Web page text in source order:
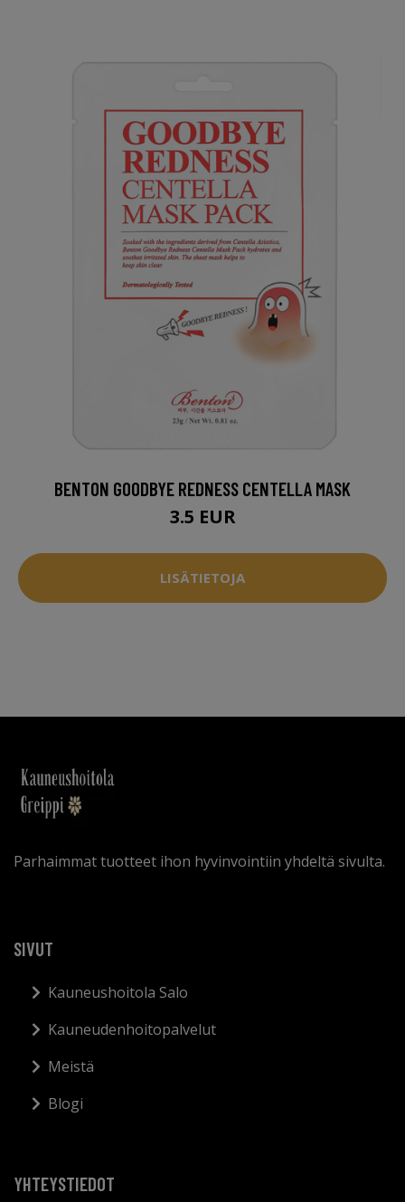
BENTON GOODBYE REDNESS CENTELLA MASK
3.5 EUR
LISÄTIETOJA
Parhaimmat tuotteet ihon hyvinvointiin yhdeltä sivulta.
SIVUT
Kauneushoitola Salo
Kauneudenhoitopalvelut
Meistä
Blogi
YHTEYSTIEDOT